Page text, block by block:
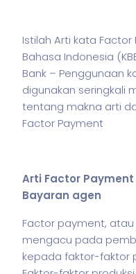
Istilah Arti kata
Bahasa Indonesia
Bank – Penggunaan
digunakan seringkali
tentang makna arti
Factor Payment
Arti Factor
Bayaran agen
Factor payment,
mengacu pada
kepada faktor-faktor